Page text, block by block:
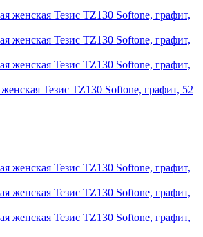
Тезис TZ130 Softone, графит, 52